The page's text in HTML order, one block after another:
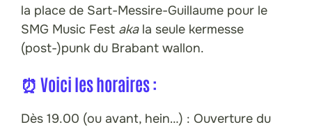
la place de Sart-Messire-Guillaume pour le
SMG Music Fest akala seule kermesse
(post-)punk du Brabant wallon.
⏰ Voici les horaires :
Dès 19.00 (ou avant, hein…) : Ouverture du